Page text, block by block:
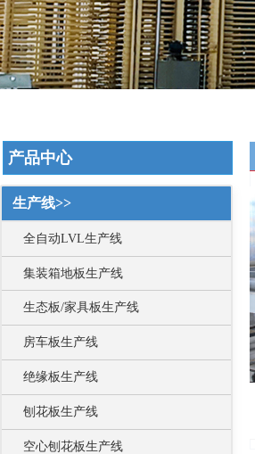
产品中心
生产线>>
全自动LVL生产线
集装箱地板生产线
生态板/家具板生产线
房车板生产线
绝缘板生产线
刨花板生产线
空心刨花板生产线